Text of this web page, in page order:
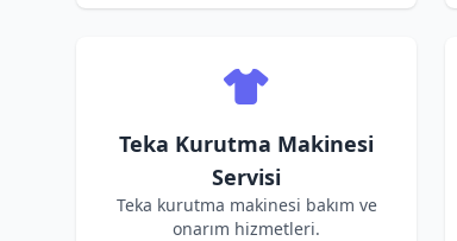
Teka Kurutma Makinesi
Servisi
Teka kurutma makinesi bakım ve
onarım hizmetleri.